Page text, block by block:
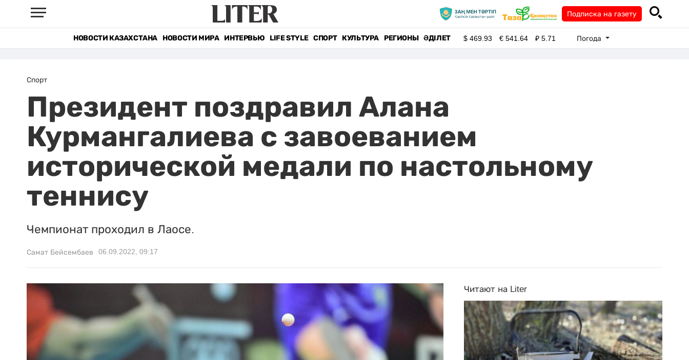
Подписка на газету
НОВОСТИ КАЗАХСТАНА НОВОСТИ МИРА ИНТЕРВЬЮ LIFE STYLE СПОРТ КУЛЬТУРА РЕГИОНЫ ӘДІЛЕТ $469.93 €541.64 ₽5.71 Погода
Спорт
Президент поздравил Алана
Курмангалиева с завоеванием
исторической медали по настольному
теннису
Чемпионат проходил в Лаосе.
Самат Бейсембаев 06.09.2022, 09:17
Читают на Liter